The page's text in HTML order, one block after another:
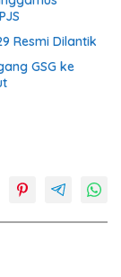
Resmi Dilantik
GSG ke